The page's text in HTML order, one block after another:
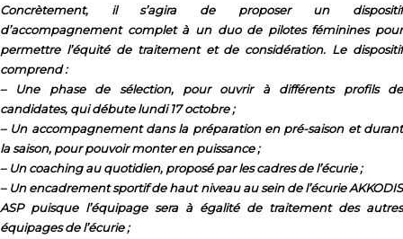
Concrètement, il s’agira de proposer un dispositif
d’accompagnement complet à un duo de pilotes féminines pour
permettre l’équité de traitement et de considération. Le dispositif
comprend :
– Une phase de sélection, pour ouvrir à différents profils de
candidates, qui débute lundi 17 octobre ;
– Un accompagnement dans la préparation en pré-saison et durant
la saison, pour pouvoir monter en puissance ;
– Un coaching au quotidien, proposé par les cadres de l’écurie ;
– Un encadrement sportif de haut niveau au sein de l’écurie AKKODIS
ASP puisque l’équipage sera à égalité de traitement des autres
équipages de l’écurie ;